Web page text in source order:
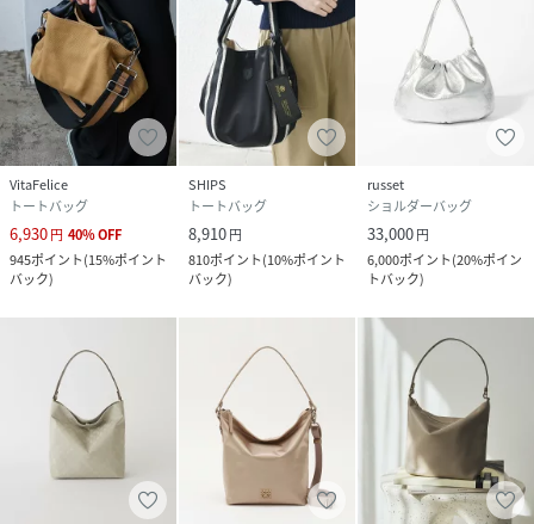
【価格改定のお知らせ】
こちらの商品は2026年3月4日から価格改定を実施させてい
ただきます。
お届けする商品についているタグの価格が、混在している場
合がございますが
現在表示されているサイト表示価格が正しい販売価格です。
予めご了承いただきますよう、お願い申し上げます。
--------------------------------------
＃CE-1404-WEB #ギフト #撥水 #帰省 #お出かけ
原産国
素材
本体:ナイロン
皮革パーツ:牛革
裏地:綿
ショルダーベルト:ポリエステル
VitaFelice
トートバッグ
6,930円 40%OFF
945ポイント(15%ポイント
バック)
SHIPS
トートバッグ
8,910円
810ポイント(10%ポイント
バック)
russet
ショルダーバッグ
33,000円
6,000ポイント(20%ポイン
トバック)